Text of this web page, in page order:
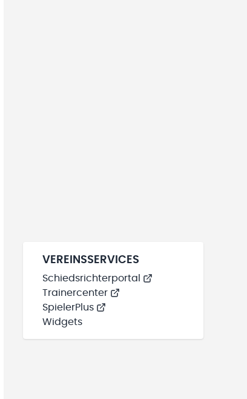
VEREINSSERVICES
Schiedsrichterportal
Trainercenter
SpielerPlus
Widgets